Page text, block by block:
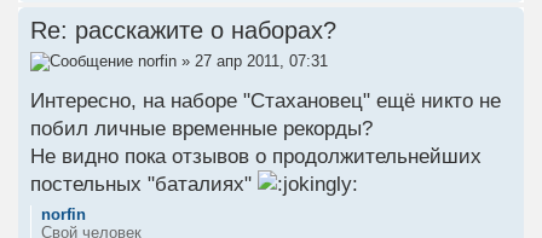
Re: расскажите о наборах?
norfin » 27 апр 2011, 07:31
Интересно, на наборе "Стахановец" ещё никто не
побил личные временные рекорды?
Не видно пока отзывов о продолжительнейших
постельных "баталиях"
norfin
Свой человек